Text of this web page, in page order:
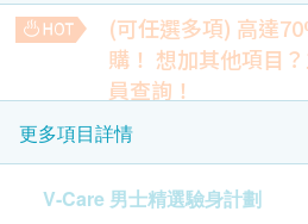
游離及總前列腺癌抗原比率
艾柏斯坦氏病毒抗體 (鼻咽癌)
癌胚胎抗原 CEA 及 大便隱血
2 重點項目
心臟檢查 重點項目
(可任選多項) 高達
購！ 想加其他項目
員查詢！
脂聯素
預測早期糖尿病的風險。
HK$200.0 HK$300
更多項目詳情
V-Care 男士精選驗身計劃